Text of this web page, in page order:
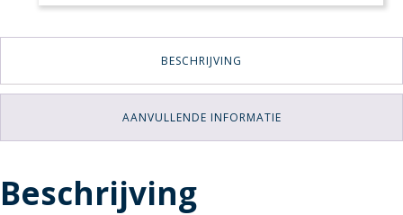
BESCHRIJVING
AANVULLENDE INFORMATIE
Beschrijving